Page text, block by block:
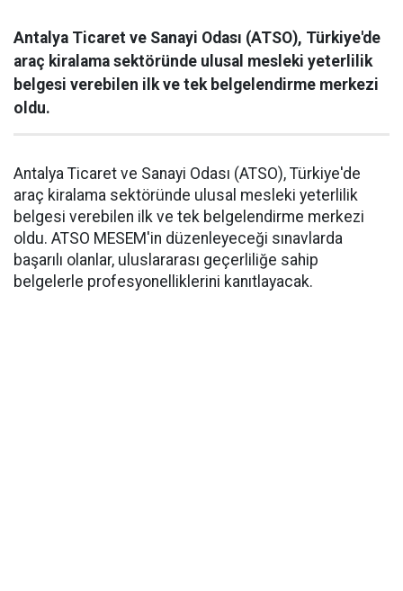
Antalya Ticaret ve Sanayi Odası (ATSO), Türkiye'de
araç kiralama sektöründe ulusal mesleki yeterlilik
belgesi verebilen ilk ve tek belgelendirme merkezi
oldu.
Antalya Ticaret ve Sanayi Odası (ATSO), Türkiye'de
araç kiralama sektöründe ulusal mesleki yeterlilik
belgesi verebilen ilk ve tek belgelendirme merkezi
oldu. ATSO MESEM'in düzenleyeceği sınavlarda
başarılı olanlar, uluslararası geçerliliğe sahip
belgelerle profesyonelliklerini kanıtlayacak.